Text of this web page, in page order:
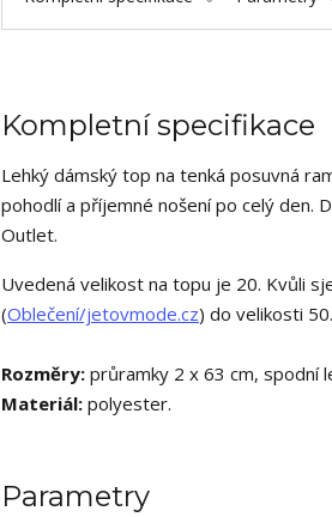
Kompletní specifikace
Lehký dámský top na tenká posuvná
pohodlí a příjemné nošení po celý den.
Outlet.
Uvedená velikost na topu je 20. Kvůli
(Oblečení/jetovmode.cz) do velikosti 50.
Rozměry: průramky 2 x 63 cm, spodní
Materiál: polyester.
Parametry